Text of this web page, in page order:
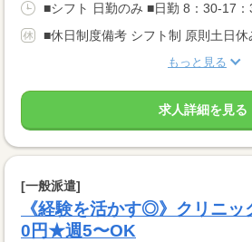
■シフト 日勤のみ ■日勤 8：30-17：
■休日制度備考 シフト制 原則土日休
もっと見る
求人詳細を見る
[一般派遣]
《経験を活かす◎》クリニッ
0円★週5〜OK